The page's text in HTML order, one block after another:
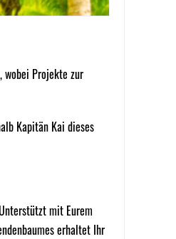
wobei Projekte zur
Kapitän Kai dieses
mit Eurem
erhaltet Ihr